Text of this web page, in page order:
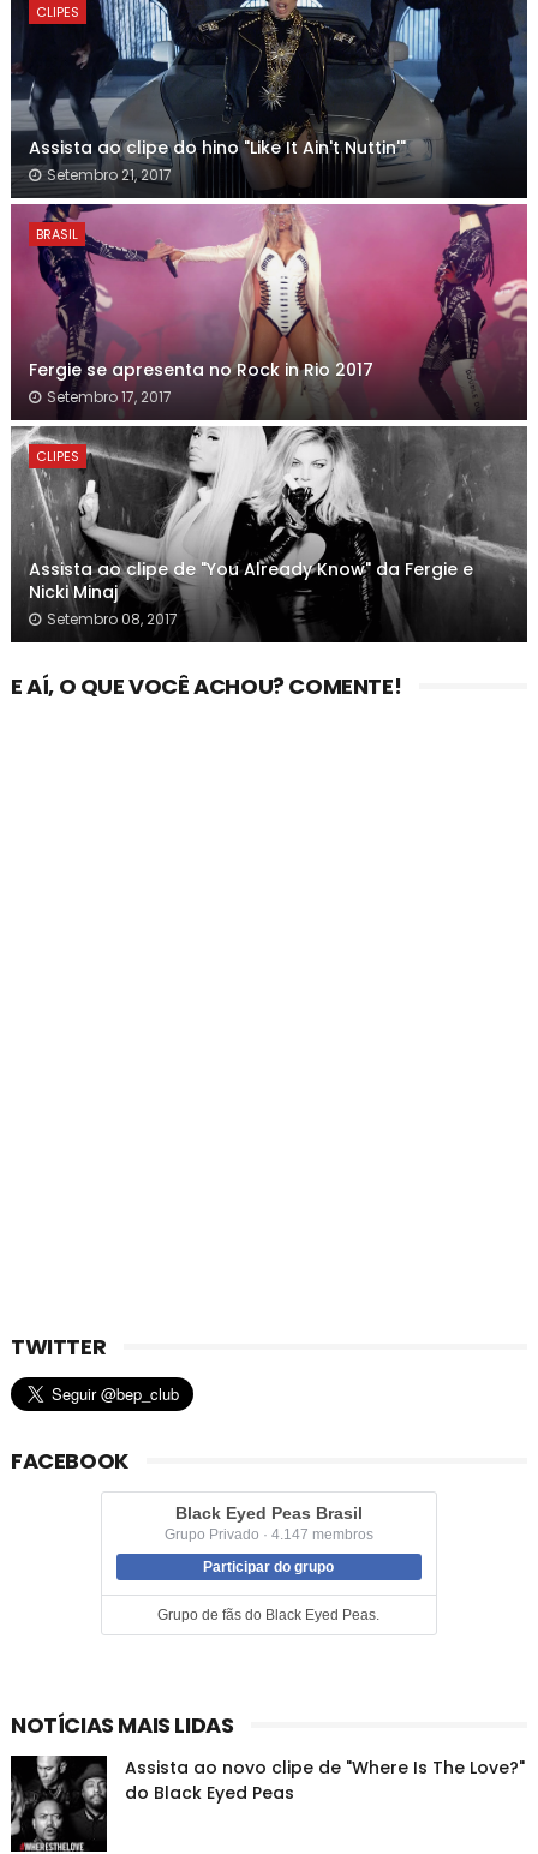
CLIPES
Assista ao clipe do hino "Like It Ain't Nuttin'"
Setembro 21, 2017
BRASIL
Fergie se apresenta no Rock in Rio 2017
Setembro 17, 2017
CLIPES
Assista ao clipe de "You Already Know" da Fergie e
Nicki Minaj
Setembro 08, 2017
E AÍ, O QUE VOCÊ ACHOU? COMENTE!
TWITTER
FACEBOOK
Black Eyed Peas Brasil
Grupo Privado · 4.147 membros
Participar do grupo
Grupo de fãs do Black Eyed Peas.
NOTÍCIAS MAIS LIDAS
Assista ao novo clipe de "Where Is The Love?"
do Black Eyed Peas